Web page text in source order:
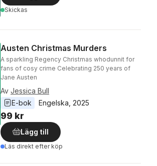
Skickas
Austen Christmas Murders
A sparkling Regency Christmas whodunnit for
fans of cosy crime Celebrating 250 years of
Jane Austen
Av Jessica Bull
E-bok
Engelska 2025
99 kr
Lägg till
Läs direkt efter köp